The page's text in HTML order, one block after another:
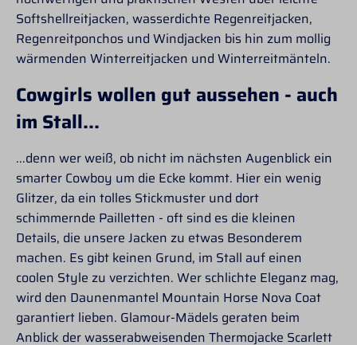
Außentaschen.
Elastische
Ärmelbündchen sorgen
für eine hohe
abnehmbarer HKM-
Schlüsselanhänger
diese aufgesetzten
Bänder befinden sich
am Reißverschluss
vorne und am Rücken-
Lichtelemente lassen
sich per Knopfdruck an
einer Powerbank an-
und ausschalten-großer
Stehkragen mit
warmem Fleece
gefüttert-Zwei-Wege-
Reißverschluss mit
Untertritt-
macht sie nicht nur
funktional, sondern
auch praktisch für den
täglichen Gebrauch. -30
°C Schonwäsche-Keine
Weichspüler
verwenden-Auf links
drehen beim waschen-
waschen-Hängend
trocknen-Nicht Trockner
geeignet-Bei mittlerer
Temperatur auf links
bügeln -Keine
chemische Reinigung
macht sie nicht nur
funktional, sondern
auch praktisch für den
täglichen Gebrauch. -30
°C Schonwäsche-Keine
Weichspüler
waschen-Hängend
trocknen-Nicht Trockner
geeignet-Bei mittlerer
Temperatur auf links
bügeln-Keine
chemische Reinigung
Softshellreitjacken, wasserdichte Regenreitjacken,
Regenreitponchos und Windjacken bis hin zum mollig
wärmenden Winterreitjacken und Winterreitmänteln.
Cowgirls wollen gut aussehen - auch
im Stall...
...denn wer weiß, ob nicht im nächsten Augenblick ein
smarter Cowboy um die Ecke kommt. Hier ein wenig
Glitzer, da ein tolles Stickmuster und dort
schimmernde Pailletten - oft sind es die kleinen
Details, die unsere Jacken zu etwas Besonderem
machen. Es gibt keinen Grund, im Stall auf einen
coolen Style zu verzichten. Wer schlichte Eleganz mag,
wird den Daunenmantel Mountain Horse Nova Coat
garantiert lieben. Glamour-Mädels geraten beim
Anblick der wasserabweisenden Thermojacke Scarlett